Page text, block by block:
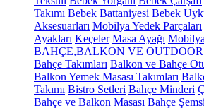
Takımı Bebek Battaniyesi Bebek
Aksesuarları Mobilya Yedek Parçaları
Ayakları Keçeler Masa Ayağı
BAHÇE,BALKON VE OUTDOOR
Bahçe Takımları Balkon ve Bahçe
Balkon Yemek Masası Takımları
Takımı Bistro Setleri Bahçe Minderi
Bahçe ve Balkon Masası Bahçe